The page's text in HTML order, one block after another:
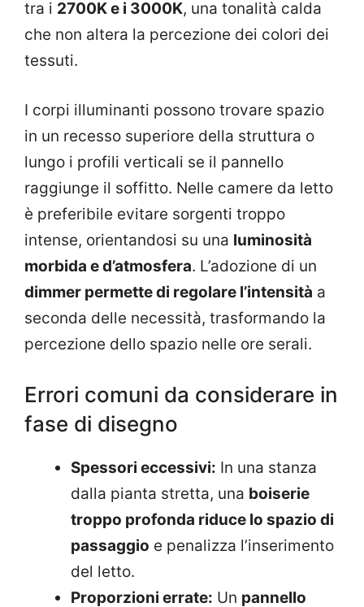
tra i 2700K e i 3000K, una tonalità calda
che non altera la percezione dei colori dei
tessuti.
I corpi illuminanti possono trovare spazio
in un recesso superiore della struttura o
lungo i profili verticali se il pannello
raggiunge il soffitto. Nelle camere da letto
è preferibile evitare sorgenti troppo
intense, orientandosi su una luminosità
morbida e d’atmosfera. L’adozione di un
dimmer permette di regolare l’intensità a
seconda delle necessità, trasformando la
percezione dello spazio nelle ore serali.
Errori comuni da considerare in
fase di disegno
Spessori eccessivi: In una stanza
dalla pianta stretta, una boiserie
troppo profonda riduce lo spazio di
passaggio e penalizza l’inserimento
del letto.
Proporzioni errate: Un pannello